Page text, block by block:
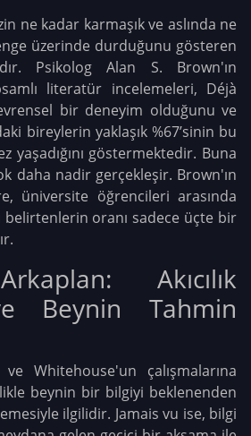
ne kadar karmaşık ve aslında ne
üzerinde durduğunu gösteren
Psikolog Alan S. Brown'ın
literatür incelemeleri, Déjà
bir deneyim olduğunu ve
bireylerin yaklaşık %67’sinin bu
yaşadığını göstermektedir. Buna
daha nadir gerçekleşir. Brown'ın
üniversite öğrencileri arasında
belirtenlerin oranı sadece üçte bir
.
Akıcılık
Beynin Tahmin
ve Whitehouse'un çalışmalarına
beynin bir bilgiyi beklenenden
ilgilidir. Jamais vu ise, bilgi